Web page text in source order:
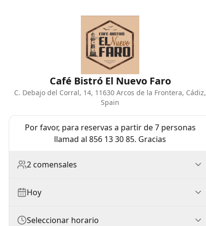
Café Bistró El Nuevo Faro
C. Debajo del Corral, 14, 11630 Arcos de la Frontera, Cádiz,
Spain
Por favor, para reservas a partir de 7 personas
llamad al 856 13 30 85. Gracias
2 comensales
Hoy
Seleccionar horario